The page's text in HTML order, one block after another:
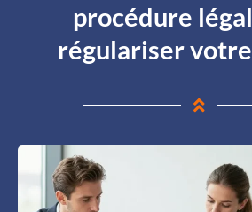
procédure
régulariser